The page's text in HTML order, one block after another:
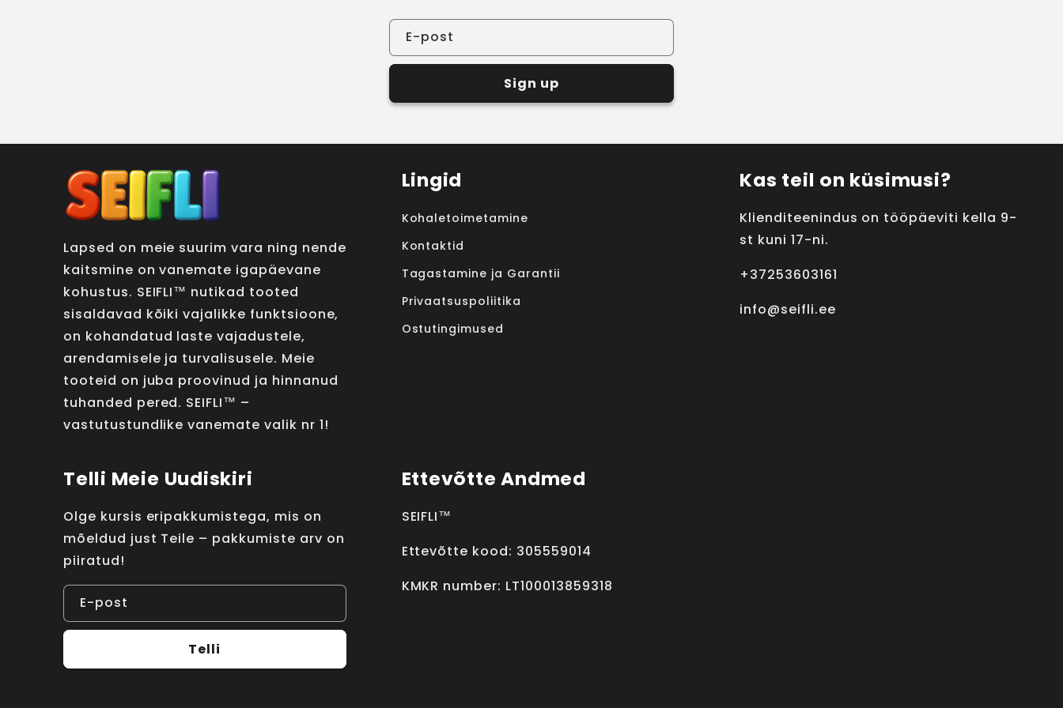
E-post
Sign up
Lapsed on meie suurim vara ning nende
kaitsmine on vanemate igapäevane
kohustus. SEIFLI™ nutikad tooted
sisaldavad kõiki vajalikke funktsioone,
on kohandatud laste vajadustele,
arendamisele ja turvalisusele. Meie
tooteid on juba proovinud ja hinnanud
tuhanded pered. SEIFLI™ –
vastutustundlike vanemate valik nr 1!
Lingid
Kohaletoimetamine
Kontaktid
Tagastamine ja Garantii
Privaatsuspoliitika
Ostutingimused
Kas teil on küsimusi?
Klienditeenindus on tööpäeviti kella 9-
st kuni 17-ni.
+37253603161
info@seifli.ee
Telli Meie Uudiskiri
Olge kursis eripakkumistega, mis on
mõeldud just Teile – pakkumiste arv on
piiratud!
E-post
Telli
Ettevõtte Andmed
SEIFLI™
Ettevõtte kood: 305559014
KMKR number: LT100013859318